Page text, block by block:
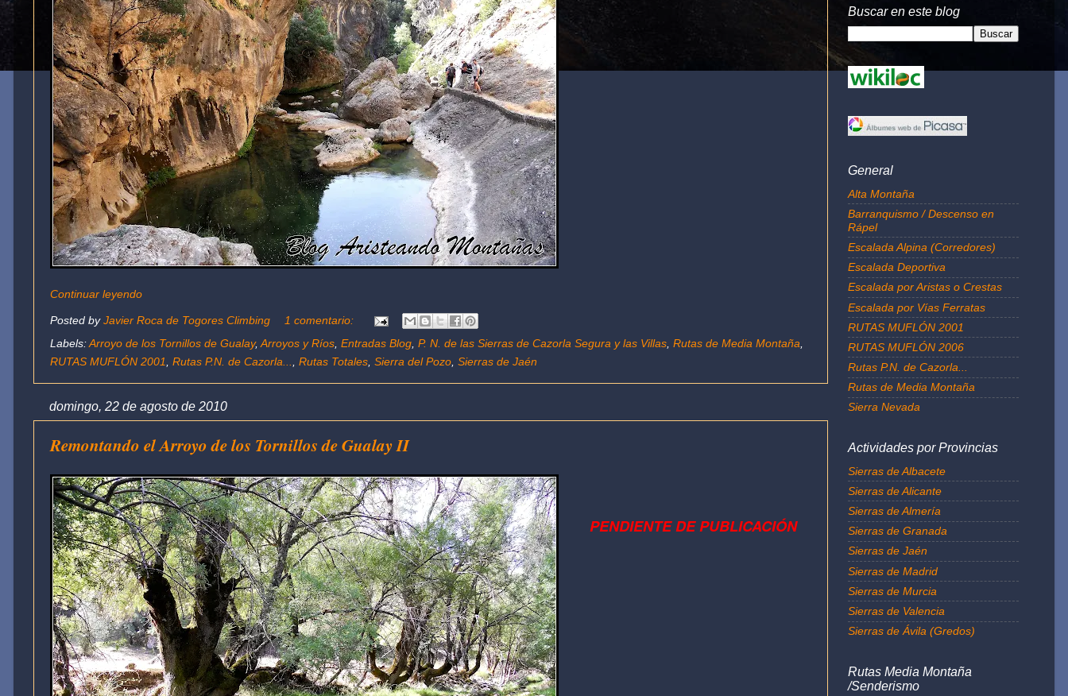
Continuar leyendo
Posted byJavier Roca de Togores Climbing
1 comentario:
Labels:Arroyo de los Tornillos de Gualay,Arroyos y Ríos, Entradas Blog, P. N. de las Sierras de Cazorla Segura y las Villas, Rutas de Media Montaña,
RUTAS MUFLÓN 2001, Rutas P.N. de Cazorla..., Rutas Totales, Sierra del Pozo, Sierras de Jaén
domingo, 22 de agosto de 2010
Remontando el Arroyo de los Tornillos de Gualay II
PENDIENTE DE PUBLICACIÓN
Buscar en este blog
General
Alta Montaña
Barranquismo / Descenso en
Rápel
Escalada Alpina (Corredores)
Escalada Deportiva
Escalada por Aristas o Crestas
Escalada por Vías Ferratas
RUTAS MUFLÓN 2001
RUTAS MUFLÓN 2006
Rutas P.N. de Cazorla...
Rutas de Media Montaña
Sierra Nevada
Actividades por Provincias
Sierras de Albacete
Sierras de Alicante
Sierras de Almería
Sierras de Granada
Sierras de Jaén
Sierras de Madrid
Sierras de Murcia
Sierras de Valencia
Sierras de Ávila (Gredos)
Rutas Media Montaña
/Senderismo